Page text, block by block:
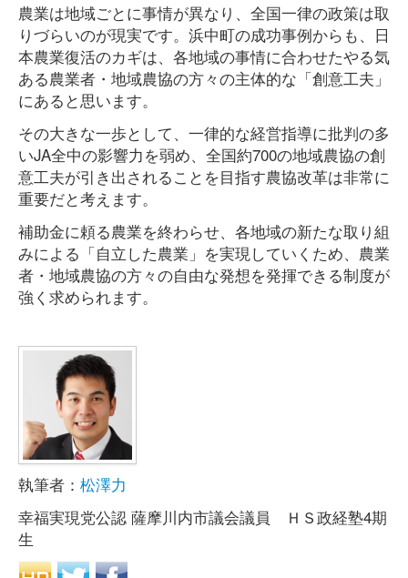
農業は地域ごとに事情が異なり、全国一律の政策は取
りづらいのが現実です。浜中町の成功事例からも、日
本農業復活のカギは、各地域の事情に合わせたやる気
ある農業者・地域農協の方々の主体的な「創意工夫」
にあると思います。
その大きな一歩として、一律的な経営指導に批判の多
いJA全中の影響力を弱め、全国約700の地域農協の創
意工夫が引き出されることを目指す農協改革は非常に
重要だと考えます。
補助金に頼る農業を終わらせ、各地域の新たな取り組
みによる「自立した農業」を実現していくため、農業
者・地域農協の方々の自由な発想を発揮できる制度が
強く求められます。
執筆者： 松澤力
幸福実現党公認 薩摩川内市議会議員 ＨＳ政経塾4期
生